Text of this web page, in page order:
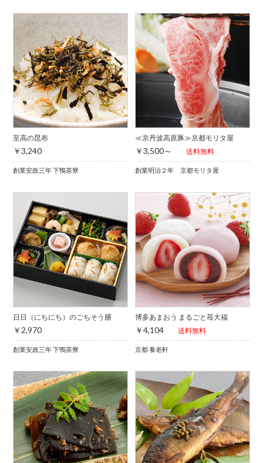
至高の昆布
￥3,240
創業安政三年 下鴨茶寮
≪京丹波高原豚≫京都モリタ屋
￥3,500～ 送料無料
創業明治２年 京都モリタ屋
日日（にちにち）のごちそう膳
￥2,970
創業安政三年 下鴨茶寮
博多あまおう まるごと苺大福
￥4,104 送料無料
京都 養老軒